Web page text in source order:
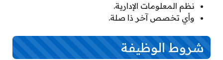
نظم المعلومات الإدارية.
وأي تخصص آخر ذا صلة.
شروط الوظيفة